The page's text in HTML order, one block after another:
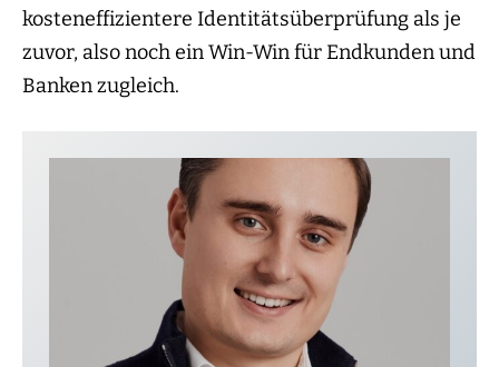
kosteneffizientere Identitätsüberprüfung als je
zuvor, also noch ein Win-Win für Endkunden und
Banken zugleich.